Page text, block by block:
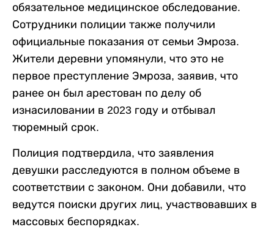
обязательное медицинское обследование.
Сотрудники полиции также получили
официальные показания от семьи Эмроза.
Жители деревни упомянули, что это не
первое преступление Эмроза, заявив, что
ранее он был арестован по делу об
изнасиловании в 2023 году и отбывал
тюремный срок.
Полиция подтвердила, что заявления
девушки расследуются в полном объеме в
соответствии с законом. Они добавили, что
ведутся поиски других лиц, участвовавших в
массовых беспорядках.